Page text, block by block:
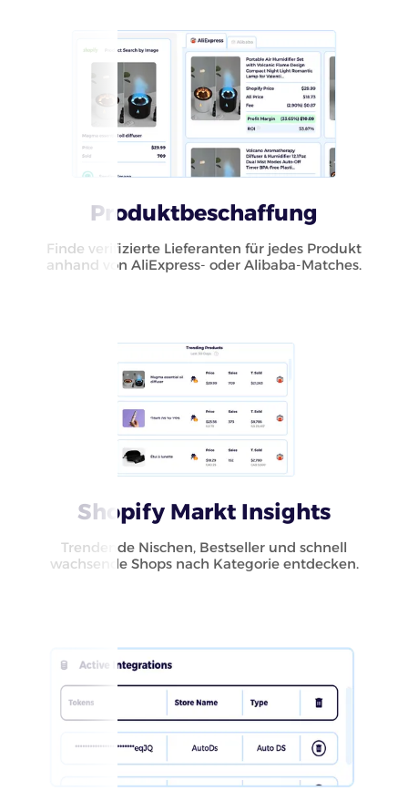
Produktbeschaffung
Finde verifizierte Lieferanten für jedes Produkt
anhand von AliExpress- oder Alibaba-Matches.
Shopify Markt Insights
Trendende Nischen, Bestseller und schnell
wachsende Shops nach Kategorie entdecken.